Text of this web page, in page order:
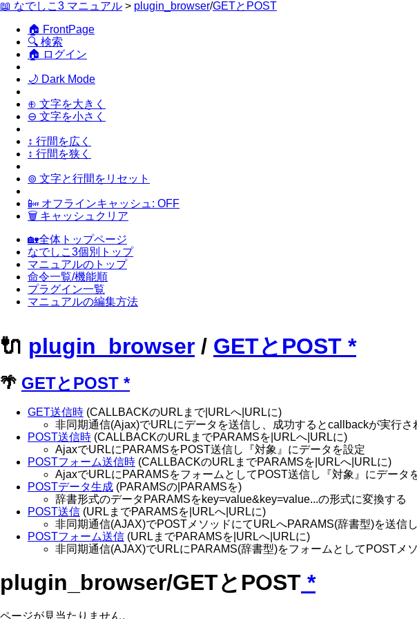
📖 なでしこ3 マニュアル > plugin_browser/GETとPOST
🏠 FrontPage
🔍 検索
🏠 ログイン
🌙 Dark Mode
⊕ 文字を大きく
⊖ 文字を小さく
↕ 行間を広く
↕ 行間を狭く
⊚ 文字と行間をリセット
📴 オフラインキャッシュ: OFF
🗑 キャッシュクリア
🏡全体トップページ
なでしこ3個別トップ
マニュアルのトップ
命令一覧/機能順
プラグイン一覧
マニュアルの編集方法
🔌 plugin_browser / GETとPOST *
🌴 GETとPOST *
GET送信時 (CALLBACKのURLまで|URLへ|URLに)
非同期通信(Ajax)でURLにデータを送信し、成功するとcallbackが実行さ
POST送信時 (CALLBACKのURLまでPARAMSを|URLへ|URLに)
AjaxでURLにPARAMSをPOST送信し『対象』にデータを設定
POSTフォーム送信時 (CALLBACKのURLまでPARAMSを|URLへ|URLに)
AjaxでURLにPARAMSをフォームとしてPOST送信し『対象』にデータ
POSTデータ生成 (PARAMSの|PARAMSを)
辞書形式のデータPARAMSをkey=value&key=value...の形式に変換する
POST送信 (URLまでPARAMSを|URLへ|URLに)
非同期通信(AJAX)でPOSTメソッドにてURLへPARAMS(辞書型)を送信
POSTフォーム送信 (URLまでPARAMSを|URLへ|URLに)
非同期通信(AJAX)でURLにPARAMS(辞書型)をフォームとしてPOSTメ
plugin_browser/GETとPOST *
ページが見当たりません。